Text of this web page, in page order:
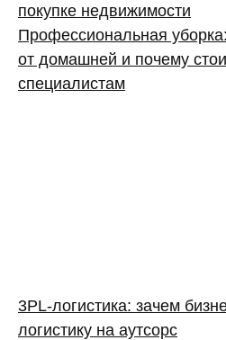
покупке недвижимости
Профессиональная
от домашней и почему
специалистам
3PL‑логистика: зачем
логистику на аутсорс